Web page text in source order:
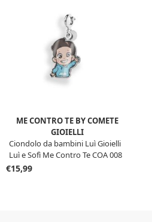
ME CONTRO TE BY COMETE
GIOIELLI
Ciondolo da bambini Luì Gioielli
Luì e Sofì Me Contro Te COA 008
€15,99